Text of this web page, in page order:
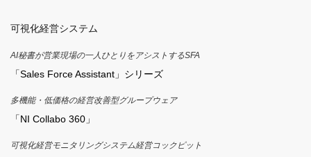
可視化経営システム
AI秘書が営業現場の一人ひとりをアシストするSFA
「Sales Force Assistant」シリーズ
多機能・低価格の経営改善型グループウェア
「NI Collabo 360」
可視化経営モニタリングシステム経営コックピット